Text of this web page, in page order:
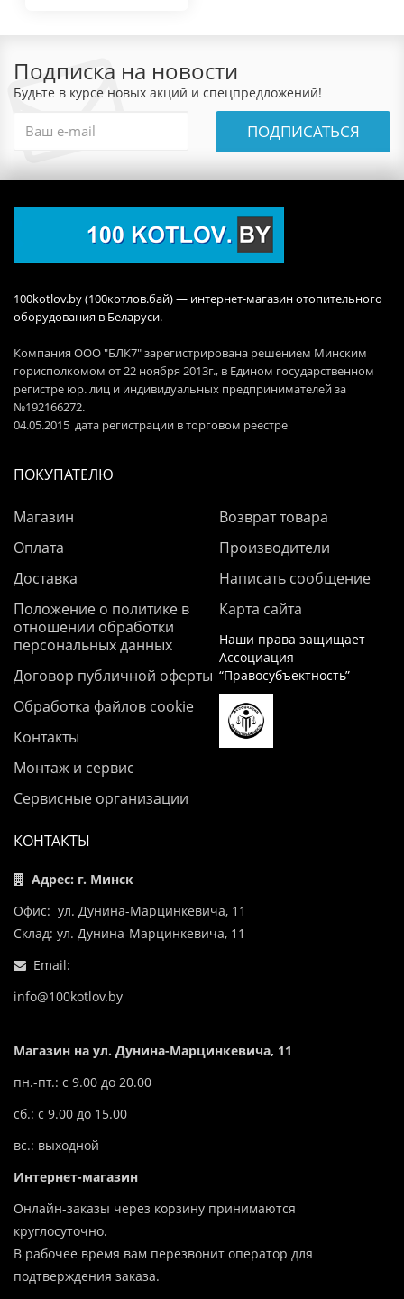
Подписка на новости
Будьте в курсе новых акций и спецпредложений!
ПОДПИСАТЬСЯ
100kotlov.by (100котлов.бай) — интернет-магазин отопительного
оборудования в Беларуси.
Компания ООО "БЛК7" зарегистрирована решением Минским
горисполкомом от 22 ноября 2013г., в Едином государственном
регистре юр. лиц и индивидуальных предпринимателей за
№192166272.
04.05.2015 дата регистрации в торговом реестре
ПОКУПАТЕЛЮ
Магазин
Оплата
Доставка
Положение о политике в
отношении обработки
персональных данных
Договор публичной оферты
Обработка файлов cookie
Контакты
Монтаж и сервис
Сервисные организации
Возврат товара
Производители
Написать сообщение
Карта сайта
Наши права защищает
Ассоциация
“Правосубъектность”
КОНТАКТЫ
Адрес: г. Минск
Офис: ул. Дунина-Марцинкевича, 11
Склад: ул. Дунина-Марцинкевича, 11
Email:
info@100kotlov.by
Магазин на ул. Дунина-Марцинкевича, 11
пн.-пт.: с 9.00 до 20.00
сб.: с 9.00 до 15.00
вс.: выходной
Интернет-магазин
Онлайн-заказы через корзину принимаются
круглосуточно.
В рабочее время вам перезвонит оператор для
подтверждения заказа.